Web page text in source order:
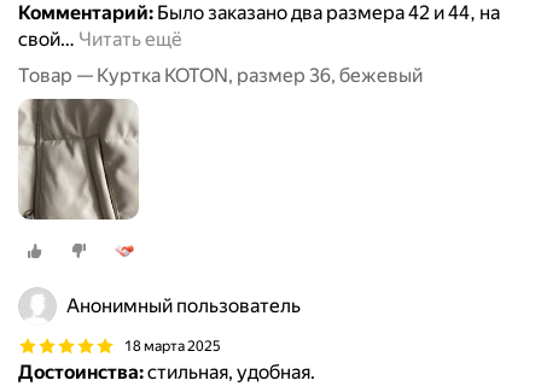
Комментарий: Было заказано два размера 42 и 44, на
свой… Читать ещё
Товар — Куртка KOTON, размер 36, бежевый
Анонимный пользователь
18 марта 2025
Достоинства:стильная, удобная.